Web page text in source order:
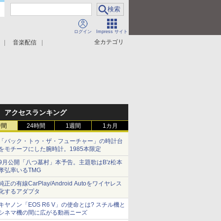
ログイン Impress サイト
全カテゴリ
音楽配信
アクセスランキング
24時間 1週間 1カ月
バック・トゥ・ザ・フューチャー」の時計台
モチーフにした腕時計。1985本限定
月公開「八つ墓村」本予告。主題歌はB'z松本
弘率いるTMG
正の有線CarPlay/Android Autoをワイヤレス
するアダプタ
ヤノン「EOS R6 V」の使命とは? スチル機と
ネマ機の間に広がる動画ニーズ